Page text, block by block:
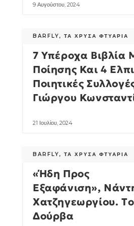
9 Αυγούστου, 2024
BARFLY, ΤΑ ΧΡΥΣΆ ΦΤΥΆΡΙΑ
7 Υπέροχα Βιβλία
Ποίησης Και 4
Ποιητικές
Γιώργου
21 Ιουλίου, 2024
BARFLY, ΤΑ ΧΡΥΣΆ ΦΤΥΆΡΙΑ
«Ήδη Προς
Εξαφάνιση»,
Χατζηγεωργίου.
Δούρβα